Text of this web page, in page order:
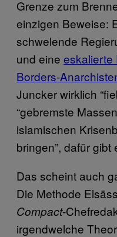
Grenze zum
einzigen Beweise:
schwelende
und eine eskalierte
Borders-
Juncker wirklich
“gebremste
islamischen
bringen”, dafür
Das scheint auch
Die Methode
Compact-
irgendwelche